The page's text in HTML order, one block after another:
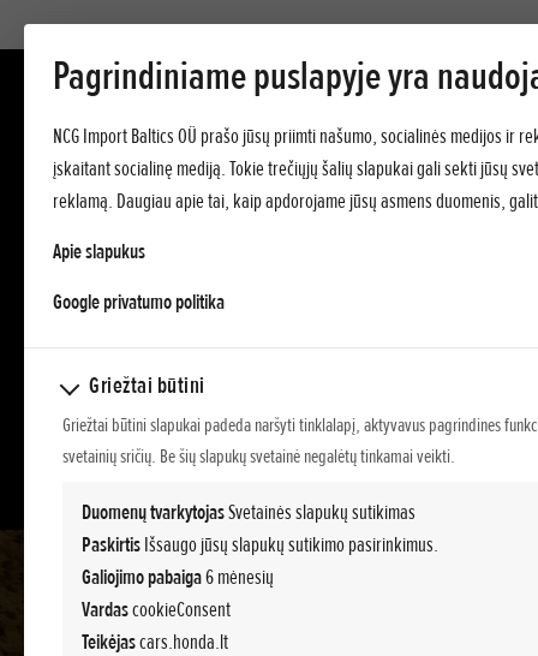
Pagrindiniame puslapyje yra
NCG Import Baltics OÜ prašo jūsų priimti našumo, socialinės medijos ir
įskaitant socialinę mediją. Tokie trečiųjų šalių slapukai gali sekti jūsų
reklamą. Daugiau apie tai, kaip apdorojame jūsų asmens duomenis,
Apie slapukus
Google privatumo politikaopens in a new tab
Griežtai būtini
Griežtai būtini slapukai padeda naršyti tinklalapį, aktyvavus pagrindines
svetainių sričių. Be šių slapukų svetainė negalėtų tinkamai veikti.
Duomenų tvarkytojasSvetainės slapukų sutikimas
PaskirtisIšsaugo jūsų slapukų sutikimo pasirinkimus.
Galiojimo pabaiga6 mėnesių
VardascookieConsent
Teikėjascars.honda.lt